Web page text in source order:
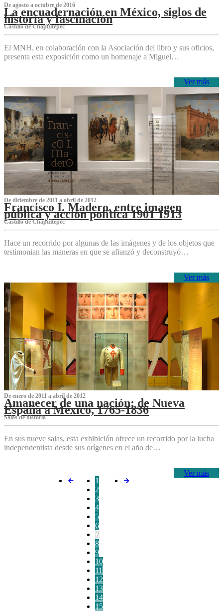
De agosto a octubre de 2016
La encuadernación en México, siglos de
historia y fascinación
Castillo de Chapultepec
El MNH, en colaboración con la Asociación del libro y sus oficios,
presenta esta exposición como un homenaje a Miguel…
Ver más
De diciembre de 2011 a abril de 2012
Francisco I. Madero, entre imagen
pública y acción política 1901 1913
Castillo de Chapultepec
Hace un recorrido por algunas de las imágenes y de los objetos que
testimonian las maneras en que se afianzó y deconstruyó…
Ver más
De enero de 2011 a abril de 2012
Amanecer de una nación: de Nueva
España a México, 1765-1836
Salas de historia
En sus nueve salas, esta exhibición ofrece un recorrido por la lucha
independentista desde sus orígenes en el año de…
Ver más
1
2
3
4
5
6
7
8
9
10
11
12
13
14
15